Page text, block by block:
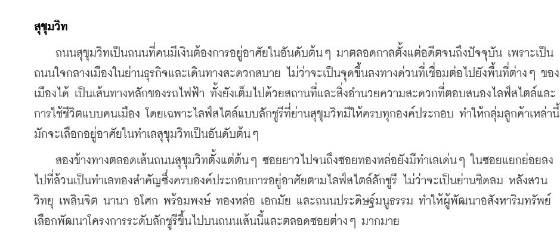
สุขุมวิท
ถนนสุขุมวิทเป็นถนนที่คนมีเงินต้องการอยู่อาศัยในอันดับต้นๆ มาตลอดกาลตั้งแต่อดีตจนถึงปัจจุบัน เพราะเป็น
ถนนใจกลางเมืองในย่านธุรกิจและเดินทางสะดวกสบาย ไม่ว่าจะเป็นจุดขึ้นลงทางด่วนที่เชื่อมต่อไปยังพื้นที่ต่างๆ ของ
เมืองได้ เป็นเส้นทางหลักของรถไฟฟ้า ทั้งยังเต็มไปด้วยสถานที่และสิ่งอำนวยความสะดวกที่ตอบสนองไลฟ์สไตล์และ
การใช้ชีวิตแบบคนเมือง โดยเฉพาะไลฟ์สไตล์แบบลักชูรีที่ย่านสุขุมวิทมีให้ครบทุกองค์ประกอบ ทำให้กลุ่มลูกค้าเหล่านี้
มักจะเลือกอยู่อาศัยในทำเลสุขุมวิทเป็นอันดับต้นๆ
สองข้างทางตลอดเส้นถนนสุขุมวิทตั้งแต่ต้นๆ ซอยยาวไปจนถึงซอยทองหล่อยังมีทำเลเด่นๆ ในซอยแยกย่อยลง
ไปที่ล้วนเป็นทำเลทองสำคัญซึ่งครบองค์ประกอบการอยู่อาศัยตามไลฟ์สไตล์ลักชูรี ไม่ว่าจะเป็นย่านชิดลม หลังสวน
วิทยุ เพลินจิต นานา อโศก พร้อมพงษ์ ทองหล่อ เอกมัย และถนนประดิษฐ์มนูธรรม ​ทำให้ผู้พัฒนาอสังหาริมทรัพย์
เลือกพัฒนาโครงการระดับลักชูรีขึ้นไปบนถนนเส้นนี้และตลอดซอยต่างๆ มากมาย